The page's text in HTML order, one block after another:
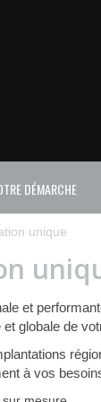
DÉMARCHE
unique
et
globale de
à vos